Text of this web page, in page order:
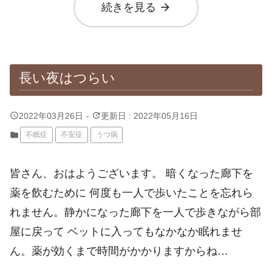
続きを見る arrow_forward
長い夜はつらい
query_builder2022年03月26日 - update更新日 : 2022年05月16日
folder 不眠症 不安症 うつ病
皆さん、おはようございます。 暗くなった廊下を
薬を飲むために 何度も一人で歩いたことを忘れら
れません。静かになった廊下を一人で歩きながら部
屋に戻って ベットに入ってもなかなか眠れませ
ん。薬が効くまで時間がかかりますからね…